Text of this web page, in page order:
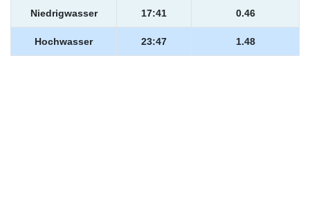
Niedrigwasser 17:41 0.46
Hochwasser 23:47 1.48